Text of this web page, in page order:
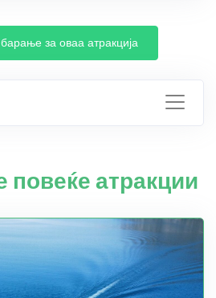
за оваа атракција
повеќе атракции